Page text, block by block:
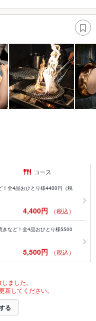
コース
全4品おひとり様4400円（税
4,400円 （税込）
きなど！全4品おひとり様5500
5,500円 （税込）
ました。
してください。
る